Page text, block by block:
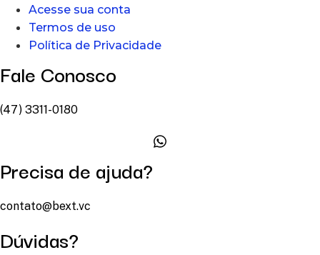
Acesse sua conta
Termos de uso
Política de Privacidade
Fale Conosco
(47) 3311-0180
Precisa de ajuda?
contato@bext.vc
Dúvidas?